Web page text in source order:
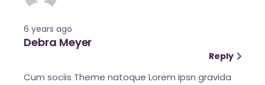
6 years ago
Debra Meyer
Reply
Cum sociis Theme natoque Lorem Ipsn gravida